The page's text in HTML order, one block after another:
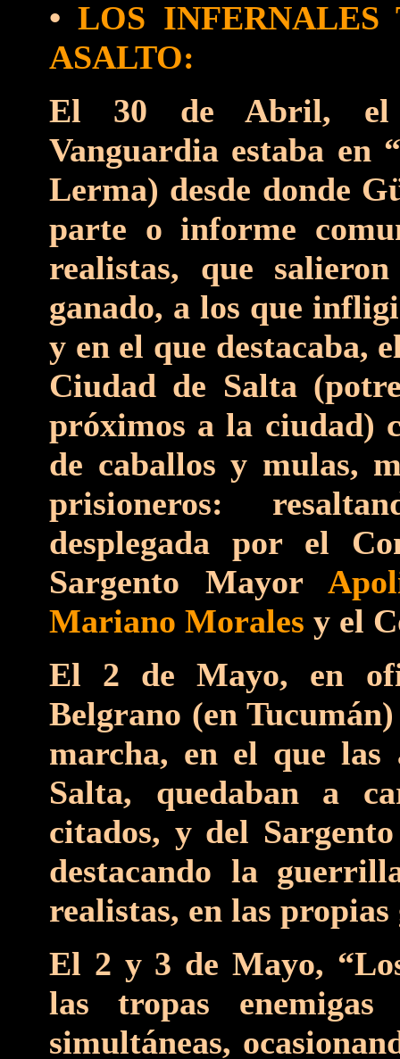
•LOS
ASALTO:
El 30 de Abril, el
Vanguardia estaba en
Lerma) desde donde
parte o informe
realistas, que
ganado, a los que
y en el que destacaba,
Ciudad de Salta
próximos a la ciudad)
de caballos y mulas,
prisioneros:
desplegada por el
Sargento Mayor
Mariano Morales y el
El 2 de Mayo, en
Belgrano (en
marcha, en el que las
Salta, quedaban a
citados, y del
destacando la
realistas, en las
El 2 y 3 de Mayo,
las tropas enemigas
simultáneas,